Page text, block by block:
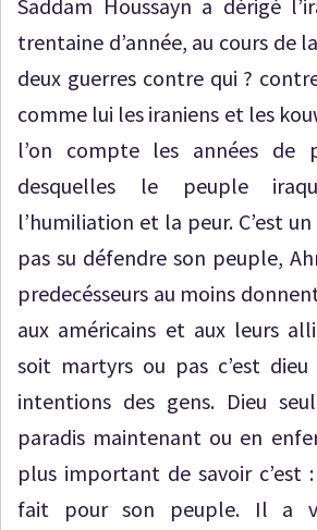
Saddam Houssayn a dérigé
trentaine d’année, au cours de
deux guerres contre qui ?
comme lui les iraniens et les
l’on compte les années de
desquelles le peuple
l’humiliation et la peur. C’est
pas su défendre son peuple,
predecésseurs au moins
aux américains et aux leurs
soit martyrs ou pas c’est
intentions des gens. Dieu
paradis maintenant ou en
plus important de savoir c’est :
fait pour son peuple. Il a